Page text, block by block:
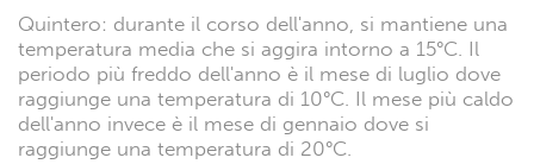
Quintero: durante il corso dell'anno, si mantiene una
temperatura media che si aggira intorno a 15°C. Il
periodo più freddo dell'anno è il mese di luglio dove
raggiunge una temperatura di 10°C. Il mese più caldo
dell'anno invece è il mese di gennaio dove si
raggiunge una temperatura di 20°C.